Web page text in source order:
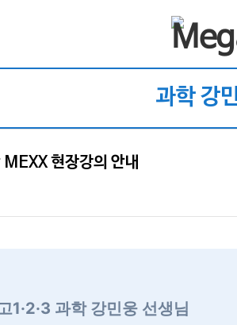
과학 강
현장강의 안내
1·2·3 과학 강민웅 선생님